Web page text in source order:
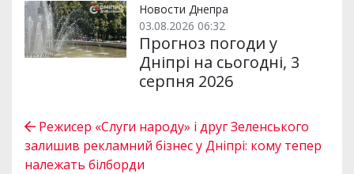
Новости Днепра
03.08.2026 06:32
Прогноз погоди у
Дніпрі на сьогодні, 3
серпня 2026
Режисер «Слуги народу» і друг Зеленського
залишив рекламний бізнес у Дніпрі: кому тепер
належать білборди